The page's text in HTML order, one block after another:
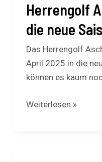
Herrengolf
die neue
Das Herrengolf
April 2025 in die
können es kaum
April
startet
die
Weiterlesen »